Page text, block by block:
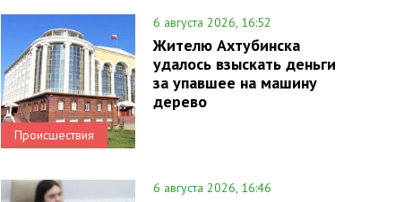
Происшествия
6 августа 2026, 16:52
Жителю Ахтубинска
удалось взыскать деньги
за упавшее на машину
дерево
6 августа 2026, 16:46